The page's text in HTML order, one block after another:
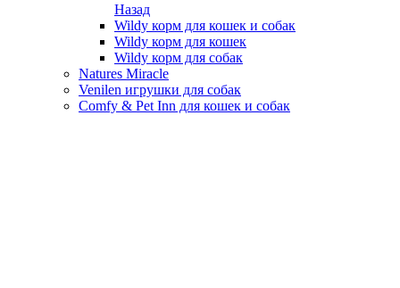
Назад
Wildy корм для кошек и собак
Wildy корм для кошек
Wildy корм для собак
Natures Miracle
Venilen игрушки для собак
Comfy & Pet Inn для кошек и собак